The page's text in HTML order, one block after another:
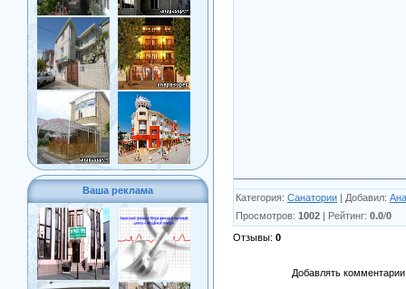
Ваша реклама
Категория: Санатории | Добавил:
Просмотров: 1002 | Рейтинг: 0.0/0
Отзывы: 0
Добавлять